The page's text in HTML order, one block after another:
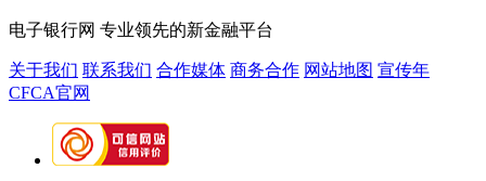
电子银行网 专业领先的新金融平台
关于我们 联系我们 合作媒体 商务合作 网站地图 宣传年
CFCA官网